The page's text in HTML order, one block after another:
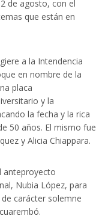
de agosto, con el
que están en
a la Intendencia
en nombre de la
placa
y la
la fecha y la rica
50 años. El mismo fue
y Alicia Chiappara.
anteproyecto
Nubia López, para
carácter solemne